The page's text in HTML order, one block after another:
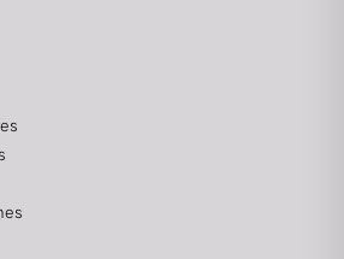
en tu primera compra
canal que prefieras 💕